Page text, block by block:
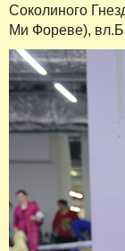
Соколиного
Ми Фореве),